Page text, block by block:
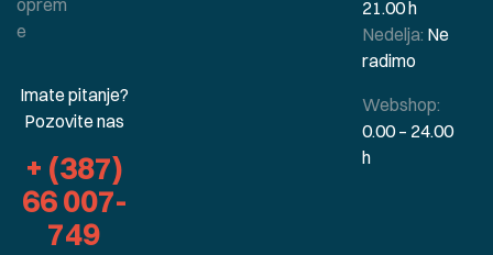
oprem
e
Imate pitanje?
Pozovite nas
+ (387)
66 007-
749
21.00 h
Nedelja: Ne
radimo
Webshop:
0.00 – 24.00
h